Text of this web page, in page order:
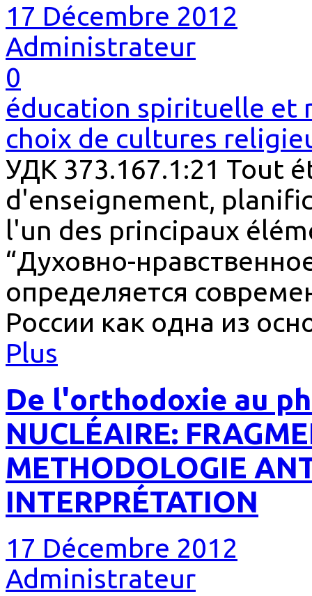
17 Décembre 2012
Administrateur
0
éducation spirituelle et
choix de cultures
УДК 373.167.1:21 Tout
d'enseignement,
l'un des principaux
“Духовно-
определяется
России как одна из
Plus
De l'orthodoxie au
NUCLÉAIRE:
METHODOLOGIE
INTERPRÉTATION
17 Décembre 2012
Administrateur